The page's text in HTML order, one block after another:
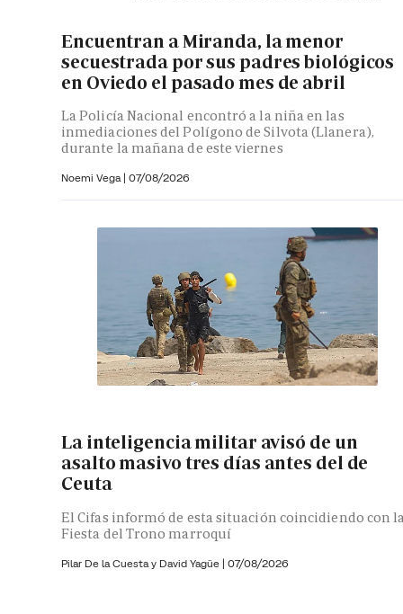
Encuentran a Miranda, la menor
secuestrada por sus padres biológicos
en Oviedo el pasado mes de abril
La Policía Nacional encontró a la niña en las
inmediaciones del Polígono de Silvota (Llanera),
durante la mañana de este viernes
Noemi Vega | 07/08/2026
La inteligencia militar avisó de un
asalto masivo tres días antes del de
Ceuta
El Cifas informó de esta situación coincidiendo con
Fiesta del Trono marroquí
Pilar De la Cuesta y David Yagüe | 07/08/2026